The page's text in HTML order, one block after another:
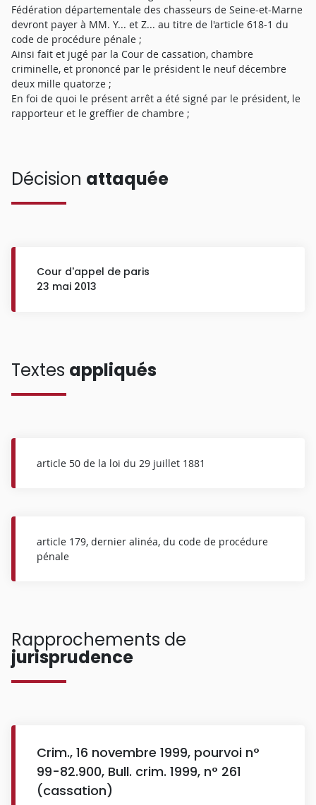
Fédération départementale des chasseurs de Seine-et-Marne
devront payer à MM. Y... et Z... au titre de l'article 618-1 du
code de procédure pénale ;
Ainsi fait et jugé par la Cour de cassation, chambre
criminelle, et prononcé par le président le neuf décembre
deux mille quatorze ;
En foi de quoi le présent arrêt a été signé par le président, le
rapporteur et le greffier de chambre ;
Décision attaquée
Cour d'appel de paris
23 mai 2013
Textes appliqués
article 50 de la loi du 29 juillet 1881
article 179, dernier alinéa, du code de procédure
pénale
Rapprochements de
jurisprudence
Crim., 16 novembre 1999, pourvoi n°
99-82.900, Bull. crim. 1999, n° 261
(cassation)